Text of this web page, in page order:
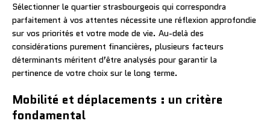
Sélectionner le quartier strasbourgeois qui correspondra
parfaitement à vos attentes nécessite une réflexion approfondie
sur vos priorités et votre mode de vie. Au-delà des
considérations purement financières, plusieurs facteurs
déterminants méritent d’être analysés pour garantir la
pertinence de votre choix sur le long terme.
Mobilité et déplacements : un critère
fondamental